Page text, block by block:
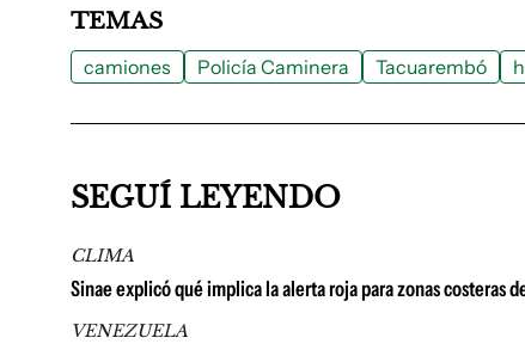
TEMAS
camiones Policía Caminera Tacuarembó
SEGUÍ LEYENDO
CLIMA
Sinae explicó qué implica la alerta roja para zonas costeras
VENEZUELA